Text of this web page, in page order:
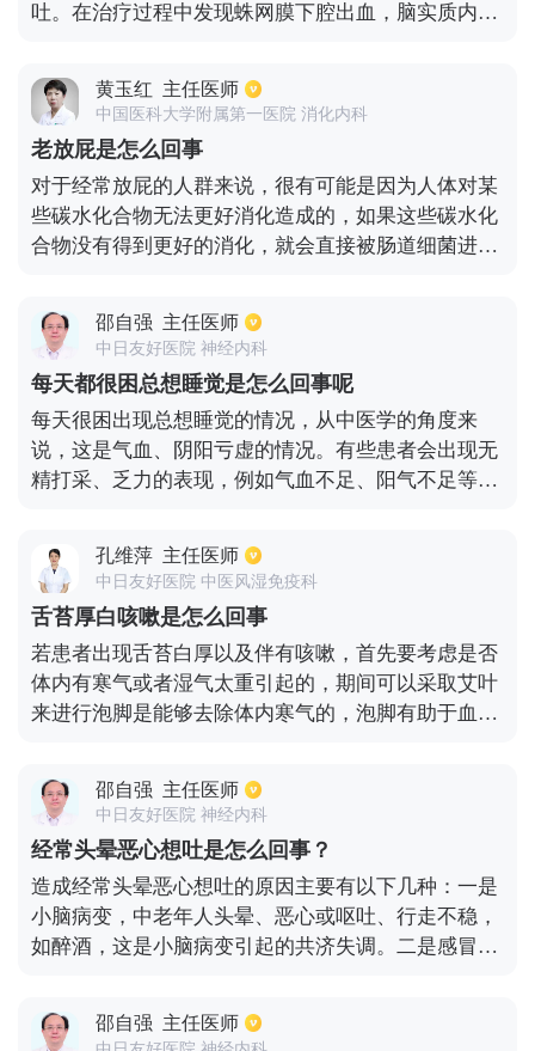
吐。在治疗过程中发现蛛网膜下腔出血，脑实质内出
以及颈椎骨退化都可引起头晕眩晕，头疼的症状。青
光眼也可以引起剧烈头疼，恶心呕吐，眼睛发胀的症
状。对于患者而言，如果出现此类症状应及时就医，
明确病因
黄玉红 主任医师
中国医科大学附属第一医院 消化内科
老放屁是怎么回事
对于经常放屁的人群来说，很有可能是因为人体对某
些碳水化合物无法更好消化造成的，如果这些碳水化
合物没有得到更好的消化，就会直接被肠道细菌进行
气体的食物，就像大豆类食物或者地瓜等，产生气体
的几率明显要高很多。其次就是身体情况不好，比如
胃肠道消化功能不佳，或者脾胃虚弱等，也很容易产
生许多的气体。另外就是吃了很多无法更好消化的碳
水化合物，也会引发这种症状。
邵自强 主任医师
中日友好医院 神经内科
每天都很困总想睡觉是怎么回事呢
每天很困出现总想睡觉的情况，从中医学的角度来
说，这是气血、阴阳亏虚的情况。有些患者会出现无
精打采、乏力的表现，例如气血不足、阳气不足等状
有可能会导致总想睡觉的情况。同时，长时间上网、
看手机、过度用眼，体力下降也是有可能出现这种情
况。而且环境温度也是有影响的，例如室内温差过
大，导致人的抵抗力降低。例如病毒、细菌、支原
体、衣原体等感染而导致感冒等呼吸系统感染的症
状，也会出现犯困想睡觉的情况。
孔维萍 主任医师
中日友好医院 中医风湿免疫科
舌苔厚白咳嗽是怎么回事
若患者出现舌苔白厚以及伴有咳嗽，首先要考虑是否
体内有寒气或者湿气太重引起的，期间可以采取艾叶
来进行泡脚是能够去除体内寒气的，泡脚有助于血液
情况下，是需要在医生的指导下口服复方甘草口服液
来进行治疗，其次，饮食要以清淡为主，尽量避免吃
刺激性食物，如果期间咳嗽伴有痰液，也可以采取雾
化的方式来祛痰。
邵自强 主任医师
中日友好医院 神经内科
经常头晕恶心想吐是怎么回事？
造成经常头晕恶心想吐的原因主要有以下几种：一是
小脑病变，中老年人头晕、恶心或呕吐、行走不稳，
如醉酒，这是小脑病变引起的共济失调。二是感冒、
上肢麻木和疼痛，通常是由颈椎病引起的椎基底动脉
邵自强 主任医师